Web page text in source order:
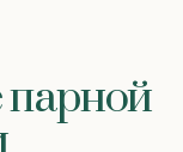
парной